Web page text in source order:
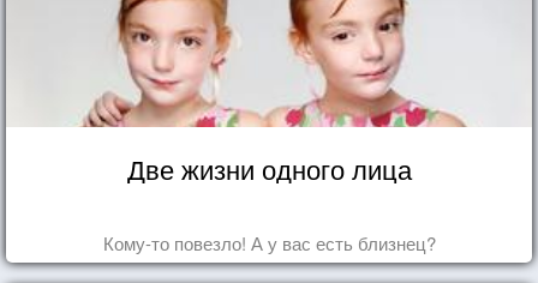
Две жизни одного лица
Кому-то повезло! А у вас есть близнец?